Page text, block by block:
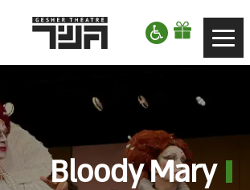
דלג לסרגל הניווט
דלג לתוכן
Toggle
navigation
תיאטרון
גשר,
Bloody Mary